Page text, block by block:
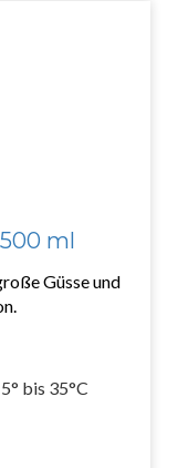
ml
Güsse und
bis 35°C